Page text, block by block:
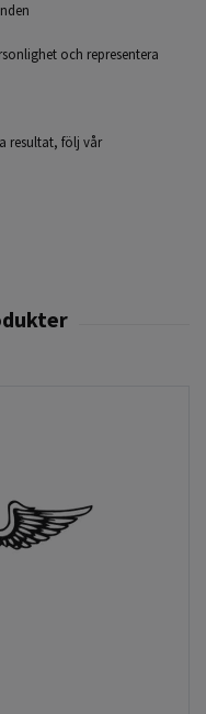
och representera
resultat, följ vår